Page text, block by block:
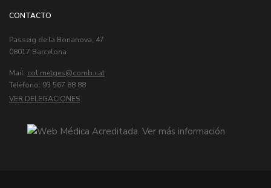
CONTACTO
Passeig de la Bonanova, 47
08017 Barcelona
Mail: col.metges
Telèfono: 93 567 88 88
VER DELEGACIONES